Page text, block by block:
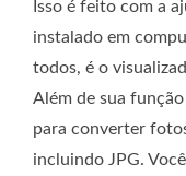
Isso é feito com a
instalado em
todos, é o
Além de sua
para converter
incluindo JPG.